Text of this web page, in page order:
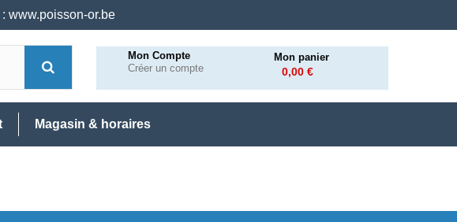
www.poisson-or.be
Mon Compte
Créer un compte
Mon panier
0,00 €
Magasin & horaires